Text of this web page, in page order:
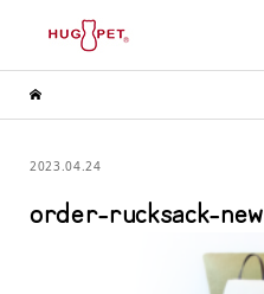
2023.04.24
order-rucksack-new